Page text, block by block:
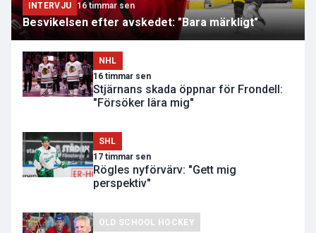
INTERVJU 16 timmar sen
Besvikelsen efter avskedet: "Bara märkligt"
NHL
16 timmar sen
Stjärnans skada öppnar för Frondell:
"Försöker lära mig"
SHL
17 timmar sen
Rögles nyförvärv: "Gett mig
perspektiv"
OLD SCHOOL HOCKEY